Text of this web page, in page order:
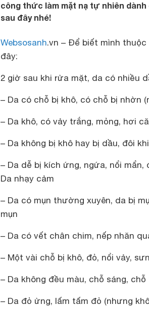
công thức làm mặt nạ tự nhiên
sau đây nhé!
Websosanh.vn – Để biết mình
đây:
2 giờ sau khi rửa mặt, da có nhiều
– Da có chỗ bị khô, có chỗ bị nhờn
– Da khô, có vảy trắng, mỏng, hơi
– Da không bị khô hay bị dầu, đôi
– Da dễ bị kích ứng, ngứa, nổi
Da nhạy cảm
– Da có mụn thường xuyên, da bị
mụn
– Da có vết chân chim, nếp nhăn
– Một vài chỗ bị khô, đỏ, nổi vảy,
– Da không đều màu, chỗ sáng,
– Da đỏ ửng, lấm tấm đỏ (nhưng